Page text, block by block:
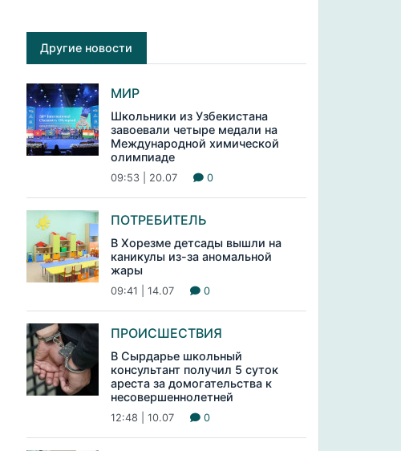
Другие новости
МИР
Школьники из Узбекистана
завоевали четыре медали на
Международной химической
олимпиаде
09:53 | 20.07 0
ПОТРЕБИТЕЛЬ
В Хорезме детсады вышли на
каникулы из-за аномальной
жары
09:41 | 14.07 0
ПРОИСШЕСТВИЯ
В Сырдарье школьный
консультант получил 5 суток
ареста за домогательства к
несовершеннолетней
12:48 | 10.07 0